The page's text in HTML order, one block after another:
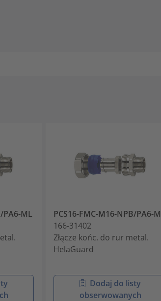
PA6-ML
PCS16-FMC-M16-NPB/PA6-
166-31402
Złącze końc. do rur metal.
HelaGuard
Dodaj do listy
obserwowanych